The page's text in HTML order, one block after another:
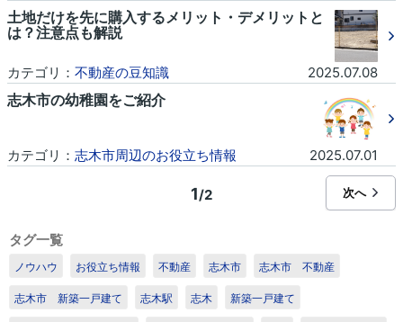
土地だけを先に購入するメリット・デメリットと
は？注意点も解説
カテゴリ： 不動産の豆知識 2025.07.08
志木市の幼稚園をご紹介
カテゴリ： 志木市周辺のお役立ち情報 2025.07.01
1/2 次へ
タグ一覧
ノウハウ お役立ち情報 不動産 志木市 志木市 不動産
志木市 新築一戸建て 志木駅 志木 新築一戸建て